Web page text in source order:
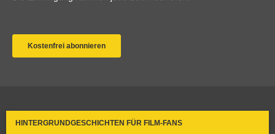
HINTERGRUNDGESCHICHTEN FÜR FILM-FANS